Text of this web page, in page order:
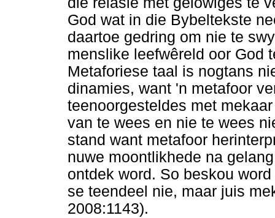
God wat in die Bybeltekste
daartoe gedring om nie te
menslike leefwêreld oor God
Metaforiese taal is nogtans
dinamies, want 'n metafoor
teenoorgesteldes met
van te wees en nie te wees
stand want metafoor
nuwe moontlikhede na
ontdek word. So beskou
se teendeel nie, maar juis
2008:1143).